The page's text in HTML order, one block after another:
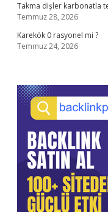
Takma dişler karbonatla
Temmuz 28, 2026
Karekök 0 rasyonel mi ?
Temmuz 24, 2026